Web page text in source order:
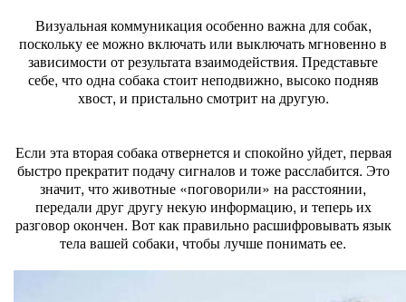
Визуальная коммуникация особенно важна для собак,
поскольку ее можно включать или выключать мгновенно в
зависимости от результата взаимодействия. Представьте
себе, что одна собака стоит неподвижно, высоко подняв
хвост, и пристально смотрит на другую.
Если эта вторая собака отвернется и спокойно уйдет, первая
быстро прекратит подачу сигналов и тоже расслабится. Это
значит, что животные «поговорили» на расстоянии,
передали друг другу некую информацию, и теперь их
разговор окончен. Вот как правильно расшифровывать язык
тела вашей собаки, чтобы лучше понимать ее.